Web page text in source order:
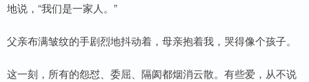
地说，“我们是一家人。”
父亲布满皱纹的手剧烈地抖动着，母亲抱着我，哭得像个孩子。
这一刻，所有的怨怼、委屈、隔阂都烟消云散。有些爱，从不说